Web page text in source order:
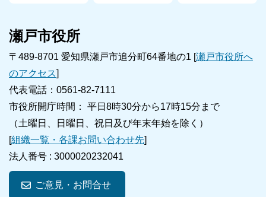
瀬戸市役所
〒489-8701 愛知県瀬戸市追分町64番地の1 [瀬戸市役所へ
のアクセス]
代表電話：0561-82-7111
市役所開庁時間： 平日8時30分から17時15分まで
（土曜日、日曜日、祝日及び年末年始を除く）
[組織一覧・各課お問い合わせ先]
法人番号 : 3000020232041
ご意見・お問合せ